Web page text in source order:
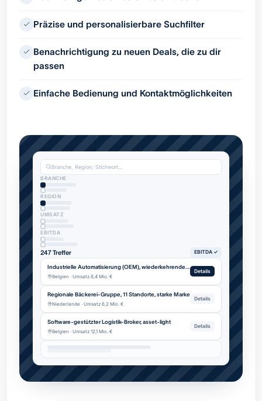
Präzise und personalisierbare Suchfilter
Benachrichtigung zu neuen Deals, die zu dir
passen
Einfache Bedienung und Kontaktmöglichkeiten
Branche, Region, Stichwort…
BRANCHE
REGION
UMSATZ
EBITDA
247 Treffer EBITDA ✓
Industrielle Automatisierung (OEM), wiederkehrender Service
Belgien · Umsatz 8,4 Mio. €
Details
Regionale Bäckerei-Gruppe, 11 Standorte, starke Marke
Niederlande · Umsatz 6,2 Mio. €
Details
Software-gestützter Logistik-Broker, asset-light
Belgien · Umsatz 12,1 Mio. €
Details